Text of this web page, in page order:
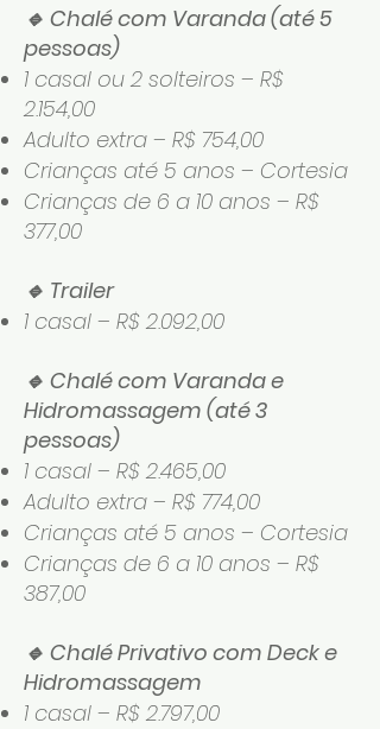
🔹 Chalé com Varanda (até 5
pessoas)
1 casal ou 2 solteiros – R$
2.154,00
Adulto extra – R$ 754,00
Crianças até 5 anos – Cortesia
Crianças de 6 a 10 anos – R$
377,00
🔹 Trailer
1 casal – R$ 2.092,00
🔹 Chalé com Varanda e
Hidromassagem (até 3
pessoas)
1 casal – R$ 2.465,00
Adulto extra – R$ 774,00
Crianças até 5 anos – Cortesia
Crianças de 6 a 10 anos – R$
387,00
🔹 Chalé Privativo com Deck e
Hidromassagem
1 casal – R$ 2.797,00